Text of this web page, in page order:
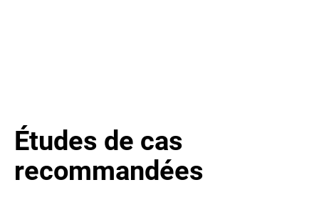
Études de cas
recommandées